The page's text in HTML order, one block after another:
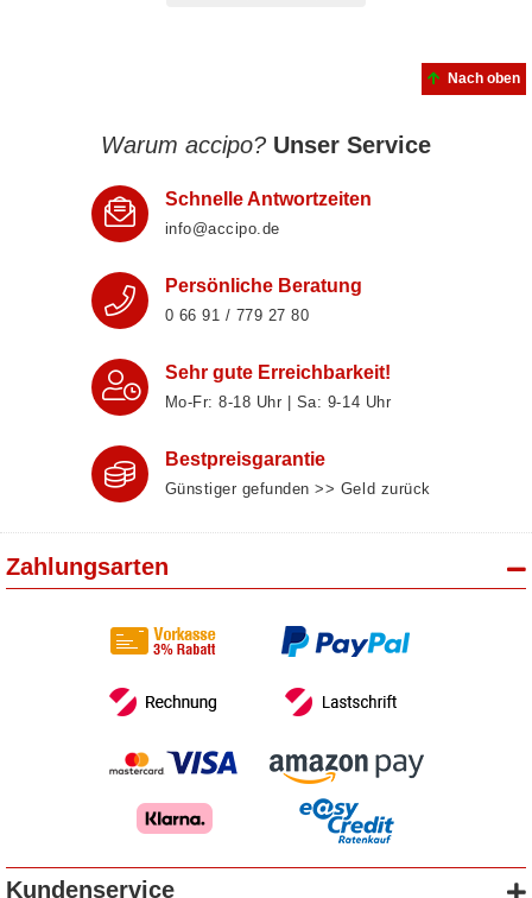
Nach oben
Warum accipo? Unser Service
Schnelle Antwortzeiten
info@accipo.de
Persönliche Beratung
0 66 91 / 779 27 80
Sehr gute Erreichbarkeit!
Mo-Fr: 8‑18 Uhr | Sa: 9‑14 Uhr
Bestpreisgarantie
Günstiger gefunden >> Geld zurück
Zahlungsarten
Kundenservice